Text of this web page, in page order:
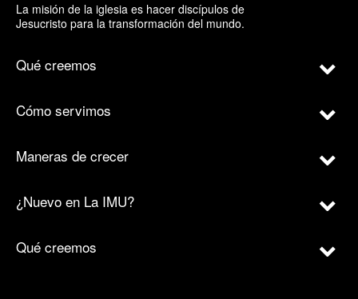
La misión de la iglesia es hacer discípulos de
Jesucristo para la transformación del mundo.
Qué creemos
Cómo servimos
Maneras de crecer
¿Nuevo en La IMU?
Qué creemos